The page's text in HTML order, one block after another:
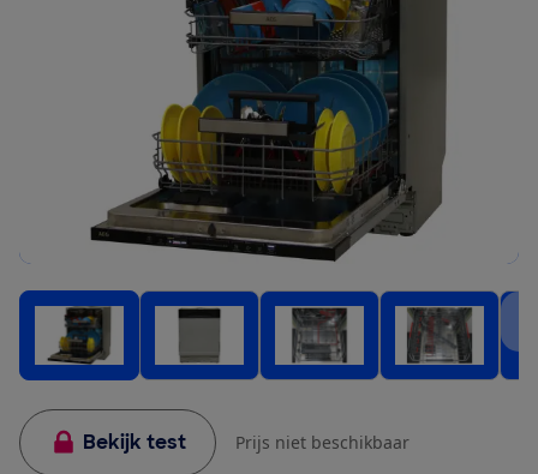
Bekijk test Prijs niet beschikbaar